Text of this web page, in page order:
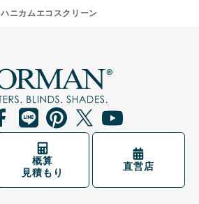
ハニカムエコスクリーン
概算
見積もり
直営店